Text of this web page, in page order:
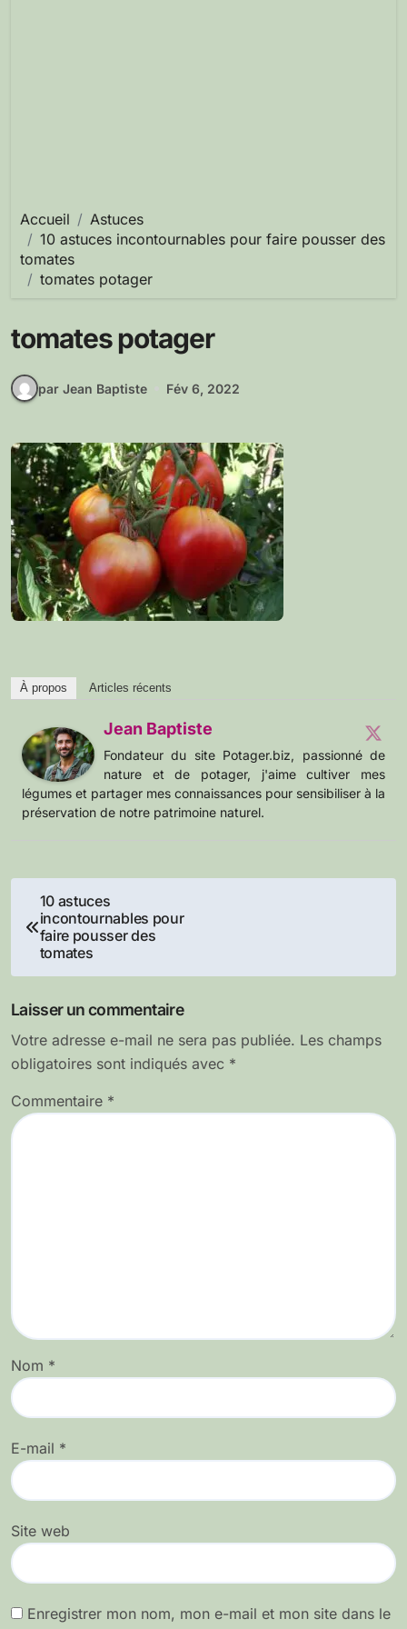
Accueil
Astuces
10 astuces incontournables pour faire pousser des
tomates
tomates potager
tomates potager
par Jean Baptiste Fév 6, 2022
À propos Articles récents
Jean Baptiste
Fondateur du site Potager.biz, passionné de
nature et de potager, j'aime cultiver mes
légumes et partager mes connaissances pour sensibiliser à la
préservation de notre patrimoine naturel.
Navigation
de
l’article
10 astuces
incontournables pour
faire pousser des
tomates
Laisser un commentaire
Votre adresse e-mail ne sera pas publiée. Les champs
obligatoires sont indiqués avec *
Commentaire *
Nom *
E-mail *
Site web
Enregistrer mon nom, mon e-mail et mon site dans le